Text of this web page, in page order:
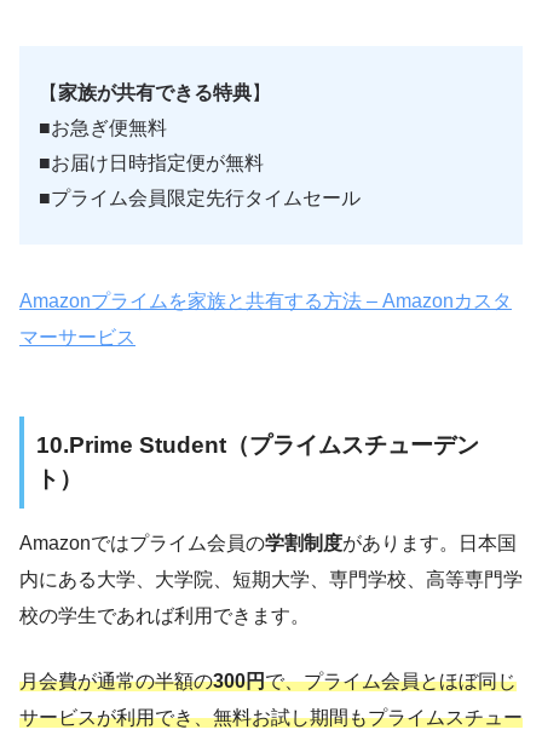
【家族が共有できる特典】
■お急ぎ便無料
■お届け日時指定便が無料
■プライム会員限定先行タイムセール
Amazonプライムを家族と共有する方法 – Amazonカスタ
マーサービス
10.Prime Student（プライムスチューデン
ト）
Amazonではプライム会員の学割制度があります。日本国
内にある大学、大学院、短期大学、専門学校、高等専門学
校の学生であれば利用できます。
月会費が通常の半額の300円で、プライム会員とほぼ同じ
サービスが利用でき、無料お試し期間もプライムスチュー